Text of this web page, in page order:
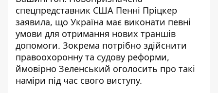
спецпредставник США Пенні Пріцкер
заявила, що Україна має виконати певні
умови для отримання нових траншів
допомоги. Зокрема потрібно здійснити
правоохоронну та судову реформи,
ймовірно Зеленський оголосить про такі
наміри під час свого виступу.